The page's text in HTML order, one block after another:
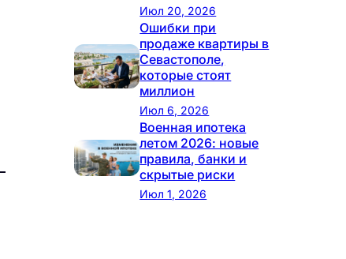
Июл 20, 2026
Ошибки при
продаже квартиры в
Севастополе,
которые стоят
миллион
Июл 6, 2026
Военная ипотека
летом 2026: новые
правила, банки и
скрытые риски
Июл 1, 2026